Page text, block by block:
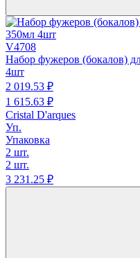
V4708
Набор фужеров
4шт
2 019.53 ₽
1 615.63 ₽
Cristal D'arques
Уп.
Упаковка
2 шт.
2 шт.
3 231.25 ₽